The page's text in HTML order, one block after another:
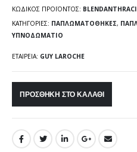
ΚΩΔΙΚΌΣ ΠΡΟΪΌΝΤΟΣ:
ΚΑΤΗΓΟΡΊΕΣ: ΠΑΠΛΩΜΑΤΟΘΉΚΕΣ,
ΥΠΝΟΔΩΜΆΤΙΟ
ΕΤΑΙΡΕΊΑ: GUY LAROCHE
ΠΡΟΣΘΉΚΗ ΣΤΟ ΚΑΛΆΘΙ